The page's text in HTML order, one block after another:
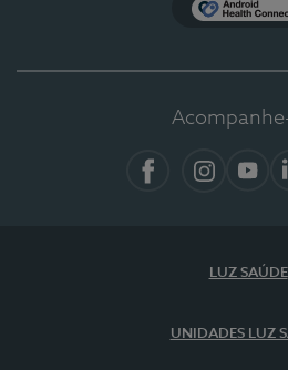
LUZ SAÚDE
UNIDADES LUZ